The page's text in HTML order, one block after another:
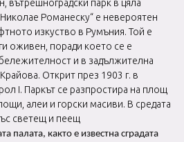
вътрешноградски парк в цяла
Романеску“ е невероятен
изкуство в Румъния. Той е
оживен, поради което се е
и в задължителна
Открит през 1903 г. в
I. Паркът се разпростира на площ
алеи и горски масиви. В средата
светещ и пеещ
палата, както е известна сградата